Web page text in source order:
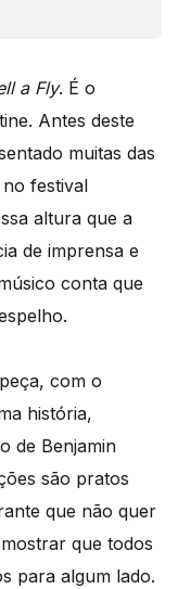
a Fly. É o
Antes deste
muitas das
festival
altura que a
de imprensa e
conta que
com o
história,
de Benjamin
são pratos
que não quer
que todos
para algum lado.